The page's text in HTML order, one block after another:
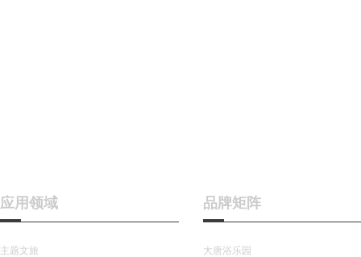
应用领域
主题文旅
品牌矩阵
大唐浴乐园